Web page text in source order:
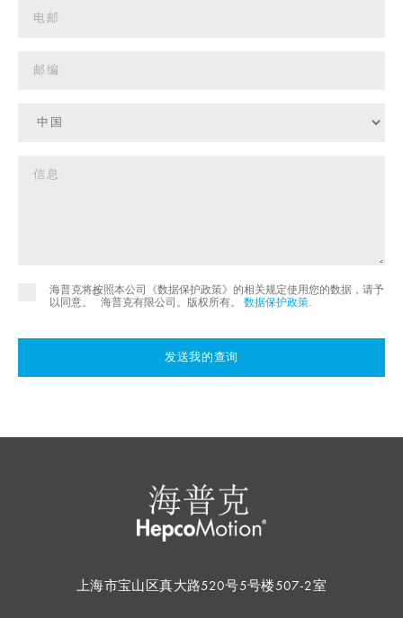
海普克将按照本公司《数据保护政策》的相关规定使用您的数据，请予
以同意。
©
海普克有限公司。版权所有。 数据保护政策
发送我的查询
上海市宝山区真大路520号5号楼507-2室